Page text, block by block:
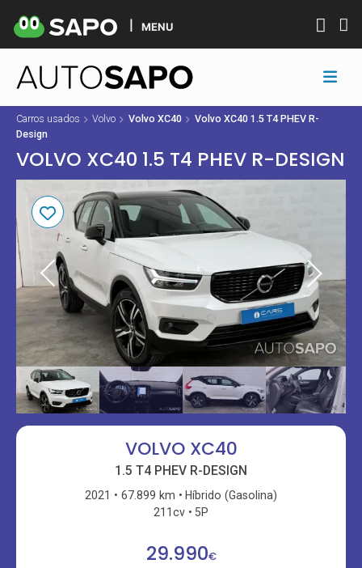
MENU
Carros usados Volvo Volvo XC40
Volvo XC40 1.5 T4 PHEV R-
Design
VOLVO XC40 1.5 T4 PHEV R-DESIGN
VOLVO XC40
1.5 T4 PHEV R-DESIGN
2021 67.899 km
Híbrido (Gasolina)
211cv
5P
29.990€